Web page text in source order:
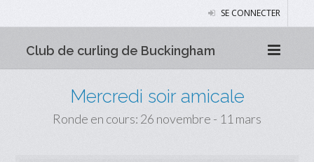
SE CONNECTER
Club de curling de Buckingham
Mercredi soir amicale
Ronde en cours: 26 novembre - 11 mars